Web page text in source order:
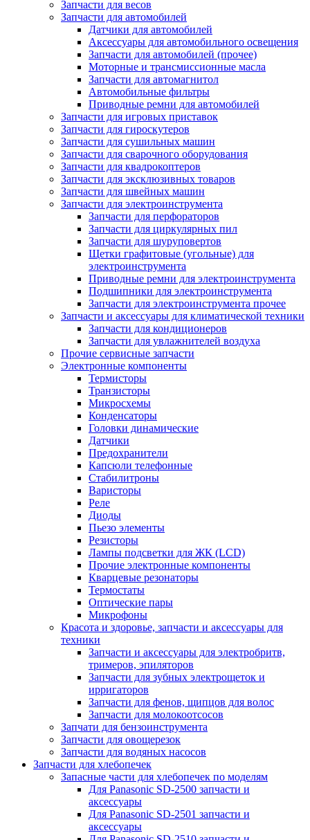
Запчасти для весов
Запчасти для автомобилей
Датчики для автомобилей
Аксессуары для автомобильного освещения
Запчасти для автомобилей (прочее)
Моторные и трансмиссионные масла
Запчасти для автомагнитол
Автомобильные фильтры
Приводные ремни для автомобилей
Запчасти для игровых приставок
Запчасти для гироскутеров
Запчасти для сушильных машин
Запчасти для сварочного оборудования
Запчасти для квадрокоптеров
Запчасти для эксклюзивных товаров
Запчасти для швейных машин
Запчасти для электроинструмента
Запчасти для перфораторов
Запчасти для циркулярных пил
Запчасти для шуруповертов
Щетки графитовые (угольные) для
электроинструмента
Приводные ремни для электроинструмента
Подшипники для электроинструмента
Запчасти для электроинструмента прочее
Запчасти и аксессуары для климатической техники
Запчасти для кондиционеров
Запчасти для увлажнителей воздуха
Прочие сервисные запчасти
Электронные компоненты
Термисторы
Транзисторы
Микросхемы
Конденсаторы
Головки динамические
Датчики
Предохранители
Капсюли телефонные
Стабилитроны
Варисторы
Реле
Диоды
Пьезо элементы
Резисторы
Лампы подсветки для ЖК (LCD)
Прочие электронные компоненты
Кварцевые резонаторы
Термостаты
Оптические пары
Микрофоны
Красота и здоровье, запчасти и аксессуары для
техники
Запчасти и аксессуары для электробритв,
тримеров, эпиляторов
Запчасти для зубных электрощеток и
ирригаторов
Запчасти для фенов, щипцов для волос
Запчасти для молокоотсосов
Запчати для бензоинструмента
Запчасти для овощерезок
Запчасти для водяных насосов
Запчасти для хлебопечек
Запасные части для хлебопечек по моделям
Для Panasonic SD-2500 запчасти и
аксессуары
Для Panasonic SD-2501 запчасти и
аксессуары